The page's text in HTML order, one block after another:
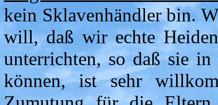
kein Sklavenhändler bin.
will, daß wir echte
unterrichten, so daß sie
können, ist sehr